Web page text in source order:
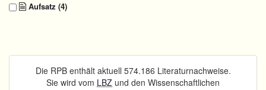
Aufsatz (4)
Die RPB enthält aktuell 574.186 Literaturnachweise.
Sie wird vom LBZ und den Wissenschaftlichen